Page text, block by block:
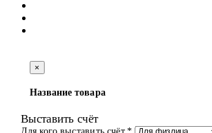
×
Название товара
Выставить счёт
Для кого выставить счёт *